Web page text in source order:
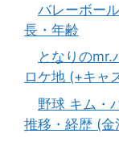
バレーボー
長・年齢
となりのmr.
ロケ地 (+キャ
野球 キム・
推移・経歴 (金